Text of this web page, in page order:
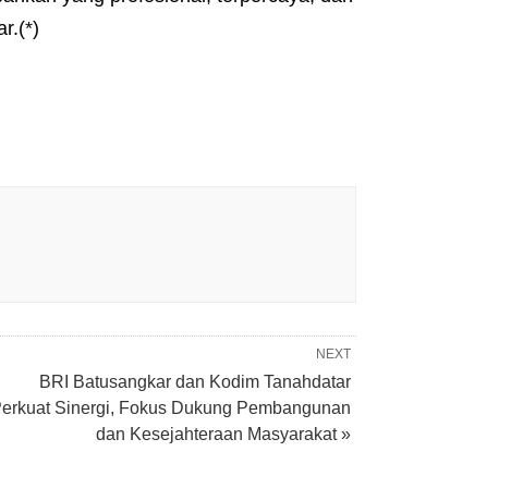
NEXT
BRI Batusangkar dan Kodim Tanahdatar
Sinergi, Fokus Dukung Pembangunan
dan Kesejahteraan Masyarakat »